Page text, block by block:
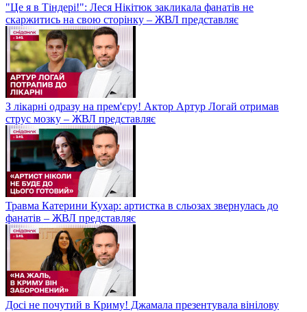
"Це я в Тіндері!": Леся Нікітюк закликала фанатів не
скаржитись на свою сторінку – ЖВЛ представляє
З лікарні одразу на прем'єру! Актор Артур Логай отримав
струс мозку – ЖВЛ представляє
Травма Катерини Кухар: артистка в сльозах звернулась до
фанатів – ЖВЛ представляє
Досі не почутий в Криму! Джамала презентувала вінілову